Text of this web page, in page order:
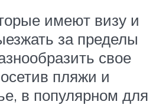
имеют визу и
за пределы
свое
пляжи и
в популярном для